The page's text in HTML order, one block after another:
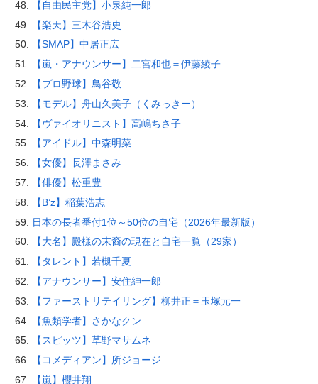
【自由民主党】小泉純一郎
【楽天】三木谷浩史
【SMAP】中居正広
【嵐・アナウンサー】二宮和也＝伊藤綾子
【プロ野球】鳥谷敬
【モデル】舟山久美子（くみっきー）
【ヴァイオリニスト】高嶋ちさ子
【アイドル】中森明菜
【女優】長澤まさみ
【俳優】松重豊
【B’z】稲葉浩志
日本の長者番付1位～50位の自宅（2026年最新版）
【大名】殿様の末裔の現在と自宅一覧（29家）
【タレント】若槻千夏
【アナウンサー】安住紳一郎
【ファーストリテイリング】柳井正＝玉塚元一
【魚類学者】さかなクン
【スピッツ】草野マサムネ
【コメディアン】所ジョージ
【嵐】櫻井翔